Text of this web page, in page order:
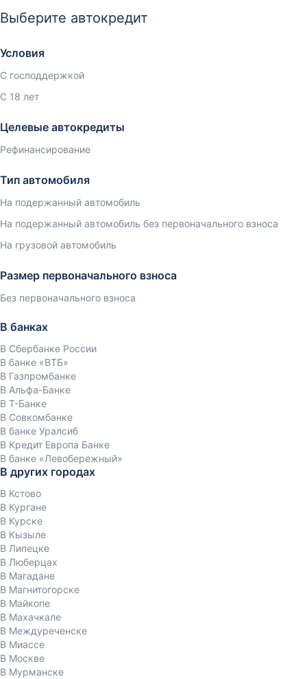
Выберите автокредит
Условия
С господдержкой
С 18 лет
Целевые автокредиты
Рефинансирование
Тип автомобиля
На подержанный автомобиль
На подержанный автомобиль без первоначального взноса
На грузовой автомобиль
Размер первоначального взноса
Без первоначального взноса
В банках
В Сбербанке России
В банке «ВТБ»
В Газпромбанке
В Альфа-Банке
В Т-Банке
В Совкомбанке
В банке Уралсиб
В Кредит Европа Банке
В банке «Левобережный»
В других городах
В Кстово
В Кургане
В Курске
В Кызыле
В Липецке
В Люберцах
В Магадане
В Магнитогорске
В Майкопе
В Махачкале
В Междуреченске
В Миассе
В Москве
В Мурманске